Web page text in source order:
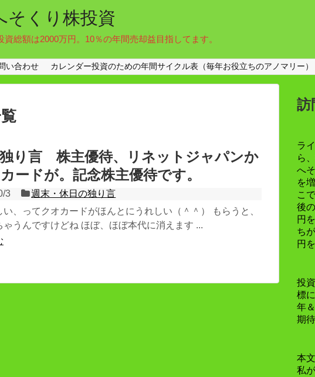
そくり株投資
総額は2000万円。10％の年間売却益目指してます。
い合わせ カレンダー投資のための年間サイクル表（毎年お役立ちのアノマリー）
り言 株主優待、リネットジャパンか
ードが。記念株主優待です。
3
週末・休日の独り言
い、ってクオカードがほんとにうれしい（＾＾） もらうと、
ゃうんですけどね ほぼ、ほぼ本代に消えます ...
訪
ラ
ら
へ
を
こ
後
円
ち
円
投
標
年
期
本
私